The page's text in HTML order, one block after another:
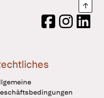
FacebookInstagram